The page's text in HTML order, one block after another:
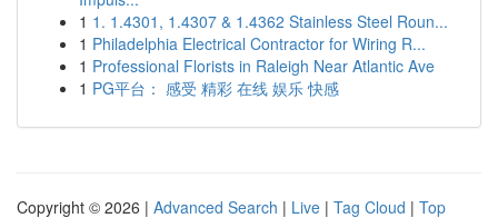
1 1. 1.4301, 1.4307 & 1.4362 Stainless Steel Roun...
1 Philadelphia Electrical Contractor for Wiring R...
1 Professional Florists in Raleigh Near Atlantic Ave
1 PG平台： 感受 精彩 在线 娱乐 快感
Copyright © 2026 | Advanced Search | Live | Tag Cloud | Top